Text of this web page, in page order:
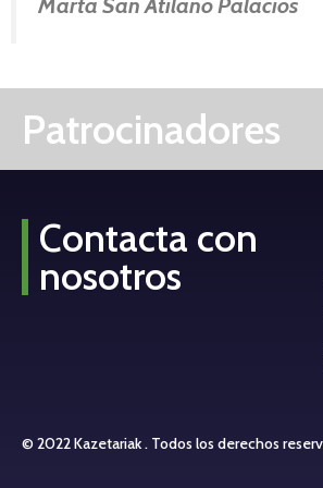
Patrocinadores
Contacta con
nosotros
© 2022 Kazetariak . Todos los derechos